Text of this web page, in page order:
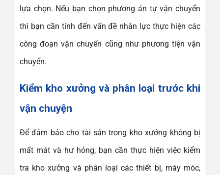
lựa chọn. Nếu bạn chọn phương án tự vận chuyển
thì bạn cần tính đến vấn đề nhân lực thực hiện các
công đoạn vận chuyển cũng như phương tiện vận
chuyển.
Kiểm kho xưởng và phân loại trước khi
vận chuyện
Để đảm bảo cho tài sản trong kho xưởng không bị
mất mát và hư hỏng, bạn cần thực hiện việc kiểm
tra kho xưởng và phân loại các thiết bị, máy móc,